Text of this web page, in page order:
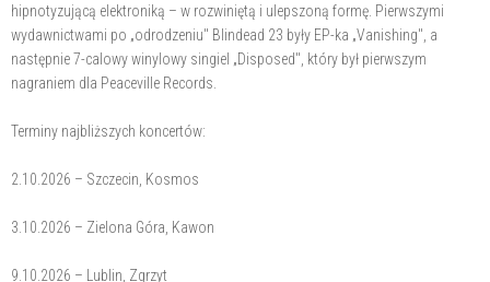
hipnotyzującą elektroniką – w rozwiniętą i ulepszoną formę. Pierwszymi
wydawnictwami po „odrodzeniu" Blindead 23 były EP-ka „Vanishing", a
następnie 7-calowy winylowy singiel „Disposed", który był pierwszym
nagraniem dla Peaceville Records.
Terminy najbliższych koncertów:
2.10.2026 – Szczecin, Kosmos
3.10.2026 – Zielona Góra, Kawon
9.10.2026 – Lublin, Zgrzyt